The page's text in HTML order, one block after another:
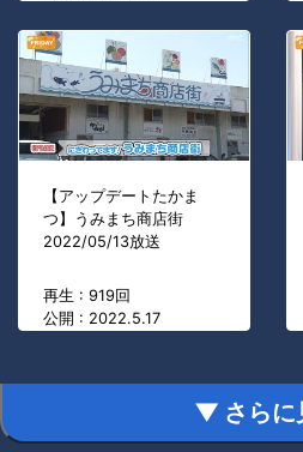
【アップデートたかま
つ】うみまち商店街
2022/05/13放送
再生 : 919回
公開 : 2022.5.17
▼ さらに